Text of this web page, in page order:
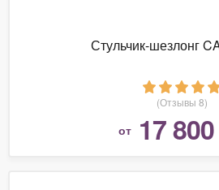
Стульчик-шезлонг
(Отзывы 8)
от 17 800